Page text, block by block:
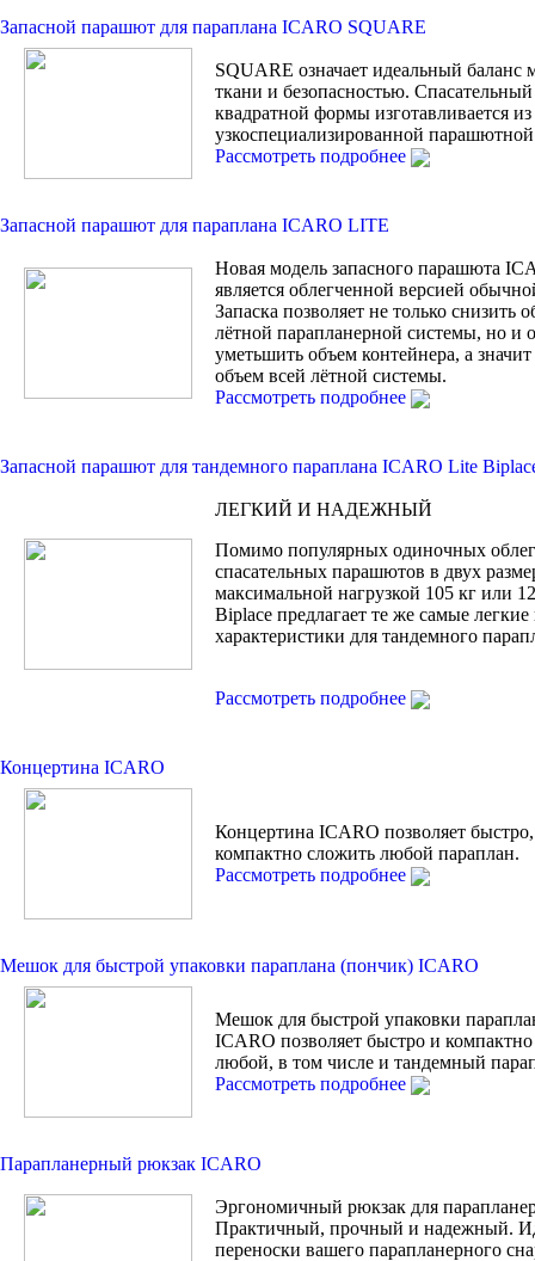
Запасной парашют для параплана ICARO SQUARE
SQUARE означает идеальный баланс
ткани и безопасностью.
квадратной формы изготавливается из
узкоспециализированной
Рассмотреть подробнее
Запасной парашют для параплана ICARO LITE
Новая модель запасного парашюта
является облегченной версией
Запаска позволяет не только снизить
лётной парапланерной системы, но и
уметьшить объем контейнера, а
объем всей лётной системы.
Рассмотреть подробнее
Запасной парашют для тандемного параплана ICARO Lite
ЛЕГКИЙ И НАДЕЖНЫЙ
Помимо популярных одиночных
спасательных парашютов в двух
максимальной нагрузкой 105 кг или
Biplace предлагает те же самые
характеристики для тандемного
Рассмотреть подробнее
Концертина ICARO
Концертина ICARO позволяет
компактно сложить любой параплан.
Рассмотреть подробнее
Мешок для быстрой упаковки параплана (пончик) ICARO
Мешок для быстрой упаковки
ICARO позволяет быстро и
любой, в том числе и тандемный
Рассмотреть подробнее
Парапланерный рюкзак ICARO
Эргономичный рюкзак для
Практичный, прочный и надежный.
переноски вашего парапланерного